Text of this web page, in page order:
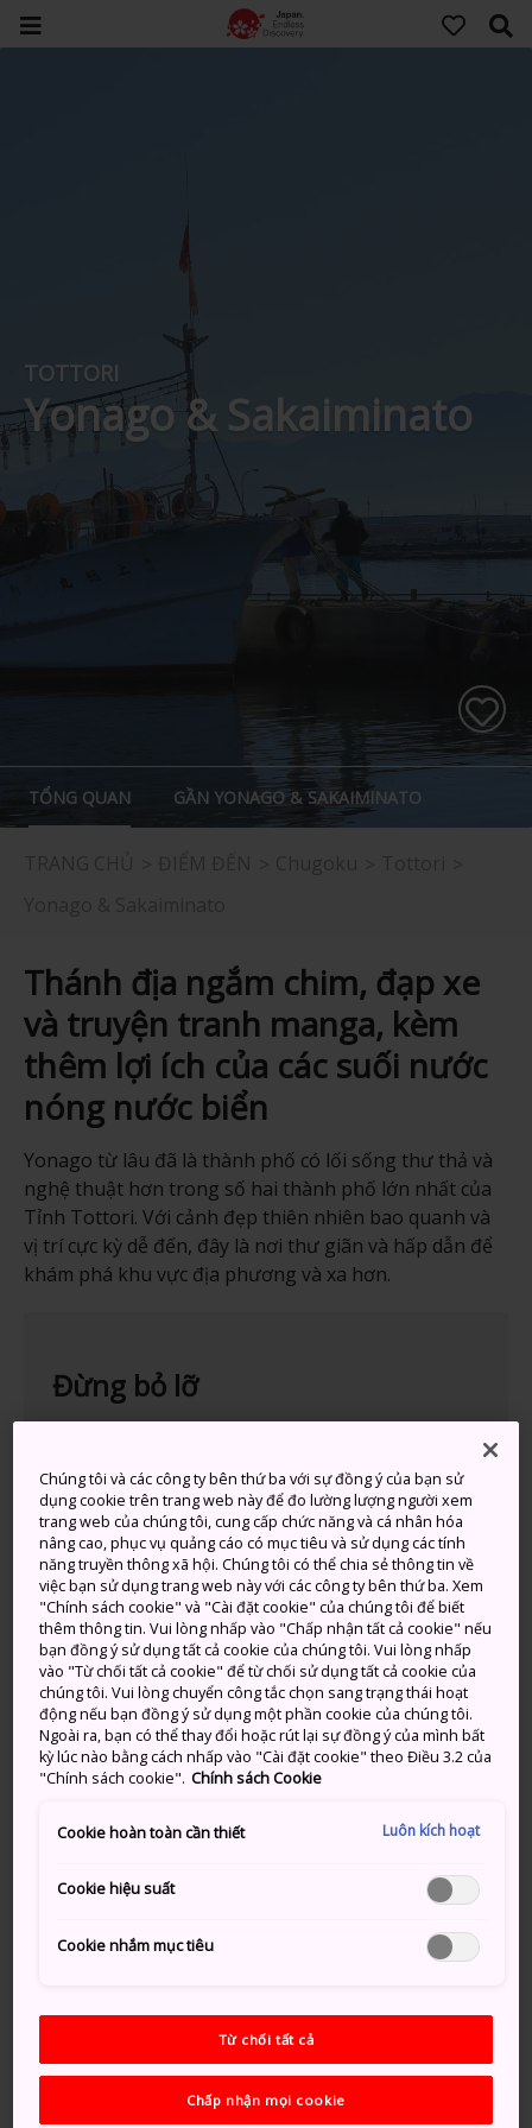
TOTTORI
Yonago & Sakaiminato
TỔNG QUAN GẦN YONAGO & SAKAIMINATO
Thánh địa ngắm chim, đạp xe
và truyện tranh manga, kèm
thêm lợi ích của các suối nước
nóng nước biển
Yonago từ lâu đã là thành phố có lối sống thư thả và
nghệ thuật hơn trong số hai thành phố lớn nhất của
Tỉnh Tottori. Với cảnh đẹp thiên nhiên bao quanh và
vị trí cực kỳ dễ đến, đây là nơi thư giãn và hấp dẫn để
khám phá khu vực địa phương và xa hơn.
Đừng bỏ lỡ
Yonago, nơi cung cấp nhiều thông tin và dễ
dàng đến được
Tắm tại các suối nước nóng nước biển nhìn
ra con vịnh xinh đẹp
Tạo dáng cạnh những bức tượng ở
Sakaiminato dựa trên các nhân vật từ một
trong những truyện tranh manga được yêu
thích nhất Nhật Bản
Đạp xe dọc theo các cung đường đạp xe ven
biển mới và đi qua "cây cầu điên rồ nhất thế
giới"
Phương thức di chuyển
Thành phố Yonago là trung tâm giao thông của vùng
không và đường biển.
Có một số chuyến bay hàng ngày kết nối Yonago
Kitaro với các sân bay ở Tokyo, đi mất khoảng 1 giờ 15
phút. Có các tuyến xe buýt cao tốc giá rẻ chạy giữa
Chúng tôi và các công ty bên thứ ba với sự đồng ý của bạn sử
dụng cookie trên trang web này để đo lường lượng người xem
trang web của chúng tôi, cung cấp chức năng và cá nhân hóa
nâng cao, phục vụ quảng cáo có mục tiêu và sử dụng các tính
năng truyền thông xã hội. Chúng tôi có thể chia sẻ thông tin về
việc bạn sử dụng trang web này với các công ty bên thứ ba. Xem
"Chính sách cookie" và "Cài đặt cookie" của chúng tôi để biết
thêm thông tin. Vui lòng nhấp vào "Chấp nhận tất cả cookie" nếu
bạn đồng ý sử dụng tất cả cookie của chúng tôi. Vui lòng nhấp
vào "Từ chối tất cả cookie" để từ chối sử dụng tất cả cookie của
chúng tôi. Vui lòng chuyển công tắc chọn sang trạng thái hoạt
động nếu bạn đồng ý sử dụng một phần cookie của chúng tôi.
Ngoài ra, bạn có thể thay đổi hoặc rút lại sự đồng ý của mình bất
kỳ lúc nào bằng cách nhấp vào "Cài đặt cookie" theo Điều 3.2 của
"Chính sách cookie". Chính sách Cookie
Cookie hoàn toàn cần thiết Luôn kích hoạt
Cookie hiệu suất
Cookie nhắm mục tiêu
Từ chối tất cả
Chấp nhận mọi cookie